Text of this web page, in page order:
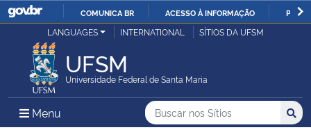
IR
COMUNICA BR ACESSO À INFORMAÇÃO
Ministério da Justiça e Segurança Pública
Ministério da Defesa
LANGUAGES INTERNATIONAL SÍTIOS DA UFSM
UFSM
Universidade Federal de Santa Maria
Menu Menu Principal do Sítio
Busca
Buscar no nos Sítios
Busca: